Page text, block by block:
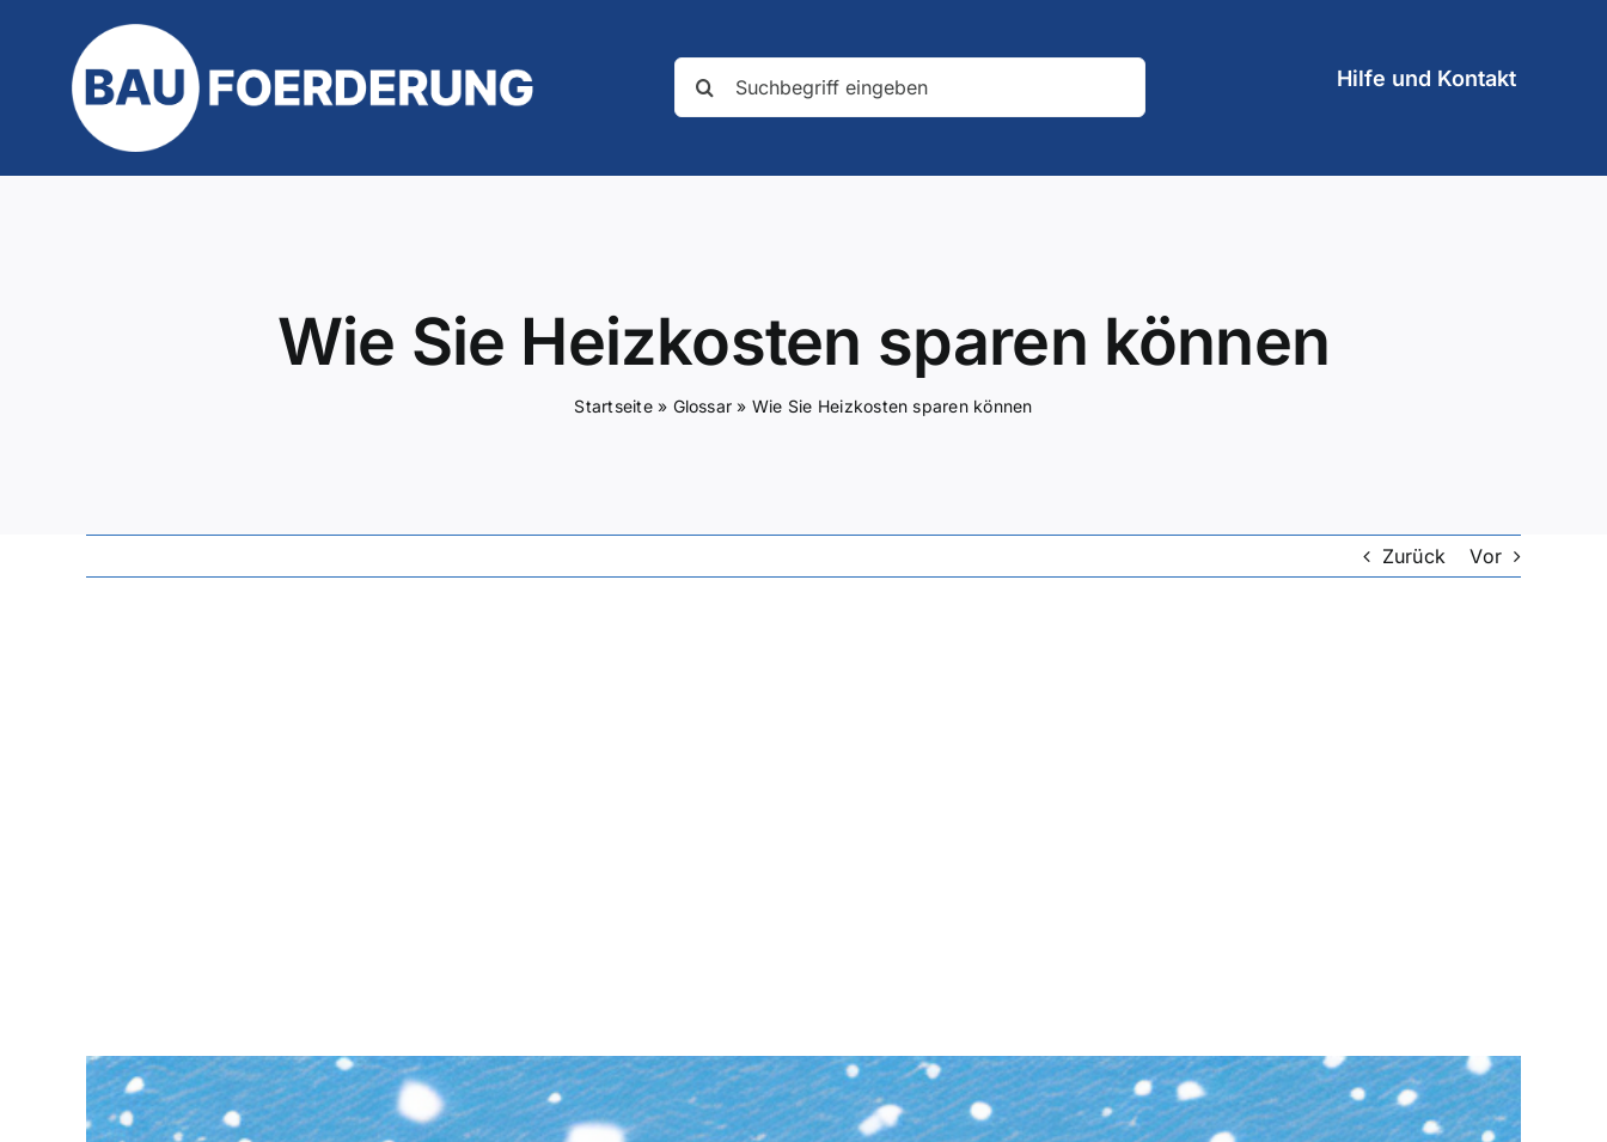
springen
Suche
nach:
Hilfe und Kontakt
Wie Sie Heizkosten sparen können
Startseite» Glossar » Wie Sie Heizkosten sparen können
Zurück Vor
Zeige
grösseres
Bild